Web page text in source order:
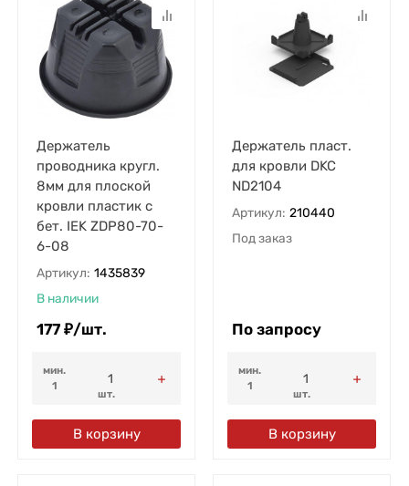
Держатель
проводника кругл.
8мм для плоской
кровли пластик с
бет. IEK ZDP80-70-
6-08
Артикул: 1435839
В наличии
177 ₽/шт.
мин.
1
шт.
В корзину
Держатель пласт.
для кровли DKC
ND2104
Артикул: 210440
Под заказ
По запросу
мин.
1
шт.
В корзину